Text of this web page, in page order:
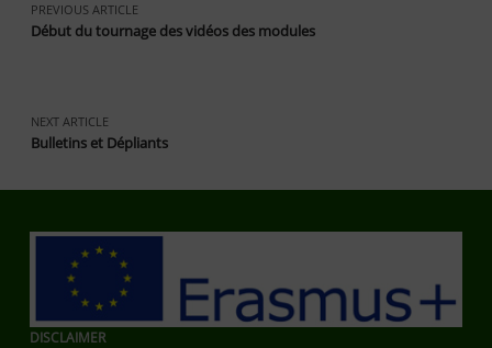
PREVIOUS ARTICLE
Début du tournage des vidéos des modules
NEXT ARTICLE
Bulletins et Dépliants
DISCLAIMER